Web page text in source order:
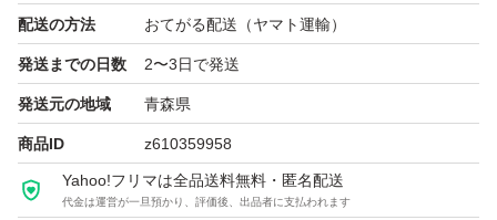
皮むけ、青芽、腐れ、特に発根。
人の手で丁寧に選別しておりますが、ダンボールに入れ
配送しますので揺れ、長時間密封により
このような症状が出る可能性があります。
ご了承の上、購入お願い致します。
配送の方法 おてがる配送（ヤマト運輸）
発送までの日数 2〜3日で発送
発送元の地域 青森県
商品ID z610359958
Yahoo!フリマは全品送料無料・匿名配送
代金は運営が一旦預かり、評価後、出品者に支払われます